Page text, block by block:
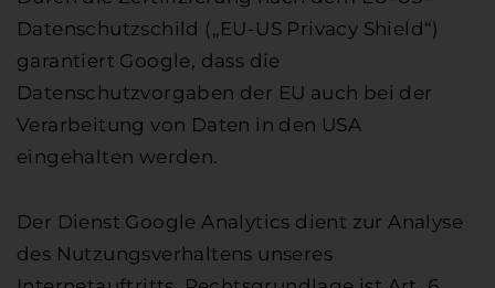
Datenschutzschild („EU-US Privacy Shield“)
garantiert Google, dass die
Datenschutzvorgaben der EU auch bei der
Verarbeitung von Daten in den USA
eingehalten werden.
Der Dienst Google Analytics dient zur Analyse
des Nutzungsverhaltens unseres